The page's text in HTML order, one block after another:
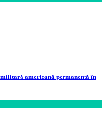
americană permanentă în